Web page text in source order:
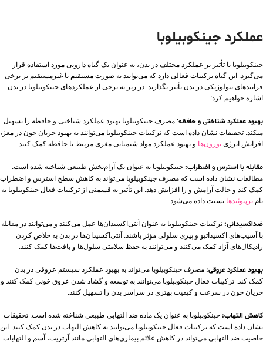
عملکرد جینکوبیلوبا
جینکوبیلوبا با تأثیر بر عملکرد مختلف در بدن، به عنوان یک گیاه دارویی مورد استفاده قرار
می‌گیرد. این گیاه ترکیبات فعالی دارد که می‌توانند به صورت مستقیم یا غیرمستقیم بر برخی
فرایندهای بیولوژیکی در بدن تأثیر بگذارند. در زیر به برخی از عملکردهای جینکوبیلوبا در بدن
اشاره خواهیم کرد:
بهبود عملکرد شناختی و حافظه: مصرف جینکوبیلوبا بهبود عملکرد شناختی و حافظه را تسهیل
میکند. تحقیقات نشان داده است که ترکیبات جینکوبیلوبا می‌توانند به بهبود جریان خون در مغز،
افزایش انرژی نورون‌ها و بهبود عملکرد مواد شیمیایی مغزی مرتبط با حافظه کمک کنند.
مقابله با استرس و اضطراب: جینکوبیلوبا به عنوان یک آرام‌بخش طبیعی شناخته شده است.
مطالعات نشان داده است که مصرف جینکوبیلوبا می‌تواند به کاهش سطح استرس و اضطراب
کمک کند و حالت آرامش و را افزایش دهد. این تأثیر به قسمتی از ترکیبات فعال جینکوبیلوبا به
نام ترپنوئیدها نسبت داده می‌شود.
ضداکسیدانی: ترکیبات جینکوبیلوبا به عنوان آنتی‌اکسیدان‌ها عمل می‌کنند و می‌توانند در مقابله
با آسیب‌های اکسیداتیو و پیری سلولی مؤثر باشند. آنتی‌اکسیدان‌ها در بدن به خلاص کردن
رادیکال‌های آزاد کمک می‌کنند و می‌توانند به حفظ سلامتی سلول‌ها و بافت‌ها کمک کنند.
بهبود عملکرد عروقی: مصرف جینکوبیلوبا می‌تواند به بهبود عملکرد سیستم عروقی در بدن
کمک کند. ترکیبات فعال جینکوبیلوبا می‌توانند به توسعه و گشاد شدن عروق خونی کمک کنند و
جریان خون در سرعت و کیفیت بهتری در سراسر بدن را تسهیل کنند.
کاهش التهاب: جینکوبیلوبا به عنوان یک ماده ضد التهابی طبیعی شناخته شده است. تحقیقات
نشان داده است که ترکیبات فعال جینکوبیلوبا می‌توانند به کاهش التهاب در بدن کمک کنند. این
خاصیت ضد التهابی می‌تواند در کاهش علائم بیماری‌های التهابی مانند آرتریت، آسم و التهابات